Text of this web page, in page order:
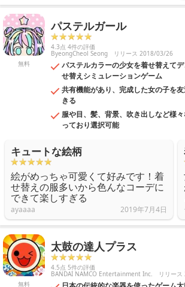
無料
パステルガール
4.3点 4件の評価
ByeongCheol Seong リリース 2018/03/26
パステルカラーの少女を着せ替えて
せ替えシミュレーションゲーム
共有機能があり、完成した女の子を
きる
服や目、髪、背景、吹き出しなど様
っており選択可能
キュートな絵柄
絵がめっちゃ可愛くて好みです！着
せ替えの服多いから色んなコーデに
できて楽しすぎる
ayaaaa 2019年7月4日
無料
太鼓の達人プラス
4.5点 5件の評価
BANDAI NAMCO Entertainment Inc. リリー